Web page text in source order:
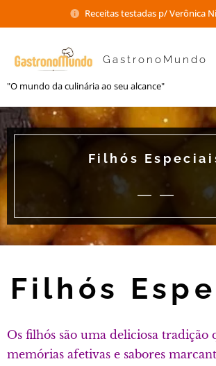
Receitas testadas p/ Verônica
GastronoMundo
"O mundo da culinária ao seu alcance"
Filhós
Filhós
Os filhós são uma deliciosa tradição
memórias afetivas e sabores